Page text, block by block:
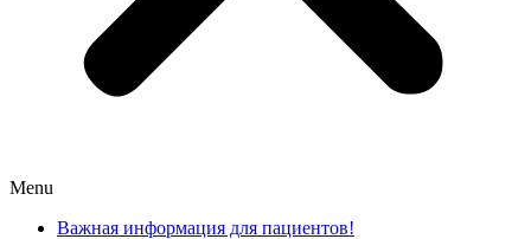
Menu
Важная информация для пациентов!